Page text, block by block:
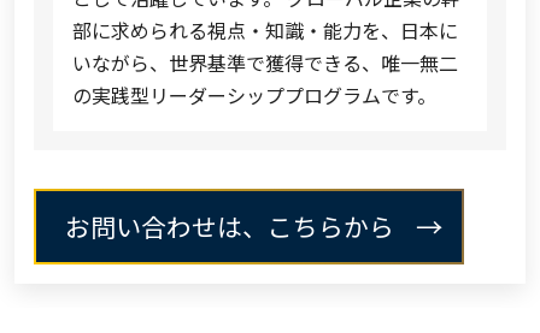
部に求められる視点・知識・能力を、日本に
いながら、世界基準で獲得できる、唯一無二
の実践型リーダーシッププログラムです。
お問い合わせは、こちらから